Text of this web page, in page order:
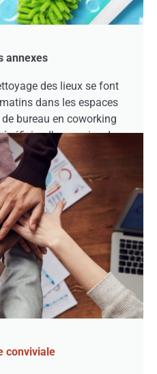
annexes
des lieux se font
dans les espaces
bureau en coworking
d’un service de
informatique.
conviviale